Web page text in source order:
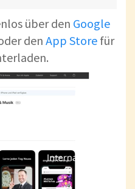
über den Google
denApp Store für